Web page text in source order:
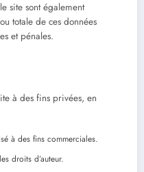
site sont également
totale de ces données
et pénales.
à des fins privées, en
à des fins commerciales.
droits d’auteur.